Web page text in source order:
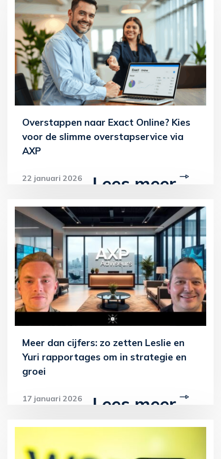
Overstappen naar Exact Online? Kies
voor de slimme overstapservice via
AXP
22 januari 2026 Lees meer
Meer dan cijfers: zo zetten Leslie en
Yuri rapportages om in strategie en
groei
17 januari 2026 Lees meer